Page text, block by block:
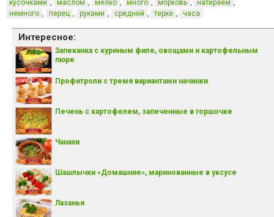
кусочками , маслом , мелко , много , морковь , натираем ,
немного , перец , руками , средней , терке , часа
Интересное:
Запеканка с куриным филе, овощами и картофельным
пюре
Профитроли с тремя вариантами начинки
Печень с картофелем, запеченные в горшочке
Чанахи
Шашлычки «Домашние», маринованные в уксусе
Лазанья